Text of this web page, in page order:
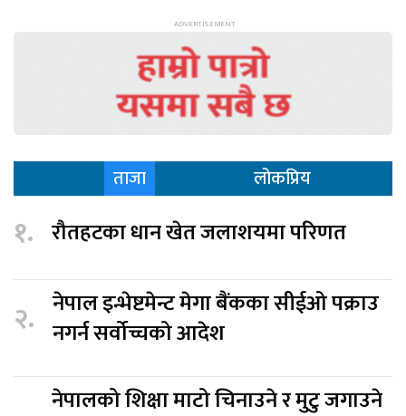
ताजा लोकप्रिय
१. रौतहटका धान खेत जलाशयमा परिणत
२. नेपाल इन्भेष्टमेन्ट मेगा बैंकका सीईओ पक्राउ
नगर्न सर्वोच्चको आदेश
नेपालको शिक्षा माटो चिनाउने र मुटु जगाउने